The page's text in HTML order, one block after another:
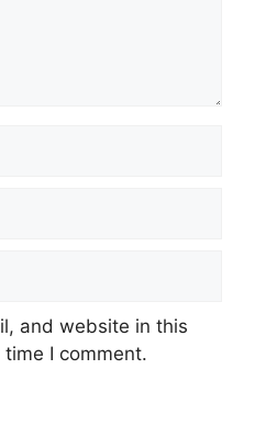
and website in this
I comment.